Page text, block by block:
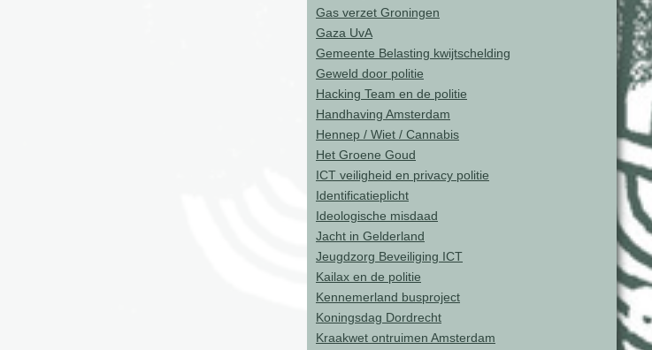
Gas verzet Groningen
Gaza UvA
Gemeente Belasting kwijtschelding
Geweld door politie
Hacking Team en de politie
Handhaving Amsterdam
Hennep / Wiet / Cannabis
Het Groene Goud
ICT veiligheid en privacy politie
Identificatieplicht
Ideologische misdaad
Jacht in Gelderland
Jeugdzorg Beveiliging ICT
Kailax en de politie
Kennemerland busproject
Koningsdag Dordrecht
Kraakwet ontruimen Amsterdam